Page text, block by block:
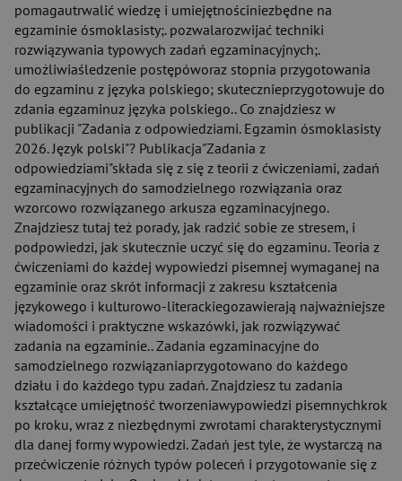
pomagautrwalić wiedzę i umiejętnościniezbędne na
egzaminie ósmoklasisty;. pozwalarozwijać techniki
rozwiązywania typowych zadań egzaminacyjnych;.
umożliwiaśledzenie postępóworaz stopnia przygotowania
do egzaminu z języka polskiego; skutecznieprzygotowuje do
zdania egzaminuz języka polskiego.. Co znajdziesz w
publikacji "Zadania z odpowiedziami. Egzamin ósmoklasisty
2026. Język polski"? Publikacja"Zadania z
odpowiedziami"składa się z się z teorii z ćwiczeniami, zadań
egzaminacyjnych do samodzielnego rozwiązania oraz
wzorcowo rozwiązanego arkusza egzaminacyjnego.
Znajdziesz tutaj też porady, jak radzić sobie ze stresem, i
podpowiedzi, jak skutecznie uczyć się do egzaminu. Teoria z
ćwiczeniami do każdej wypowiedzi pisemnej wymaganej na
egzaminie oraz skrót informacji z zakresu kształcenia
językowego i kulturowo-literackiegozawierają najważniejsze
wiadomości i praktyczne wskazówki, jak rozwiązywać
zadania na egzaminie.. Zadania egzaminacyjne do
samodzielnego rozwiązaniaprzygotowano do każdego
działu i do każdego typu zadań. Znajdziesz tu zadania
kształcące umiejętność tworzeniawypowiedzi pisemnychkrok
po kroku, wraz z niezbędnymi zwrotami charakterystycznymi
dla danej formy wypowiedzi. Zadań jest tyle, że wystarczą na
przećwiczenie różnych typów poleceń i przygotowanie się z